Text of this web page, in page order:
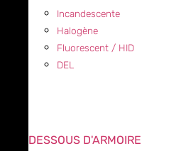
Incandescente
Halogène
Fluorescent / HID
DEL
DESSOUS D'ARMOIRE